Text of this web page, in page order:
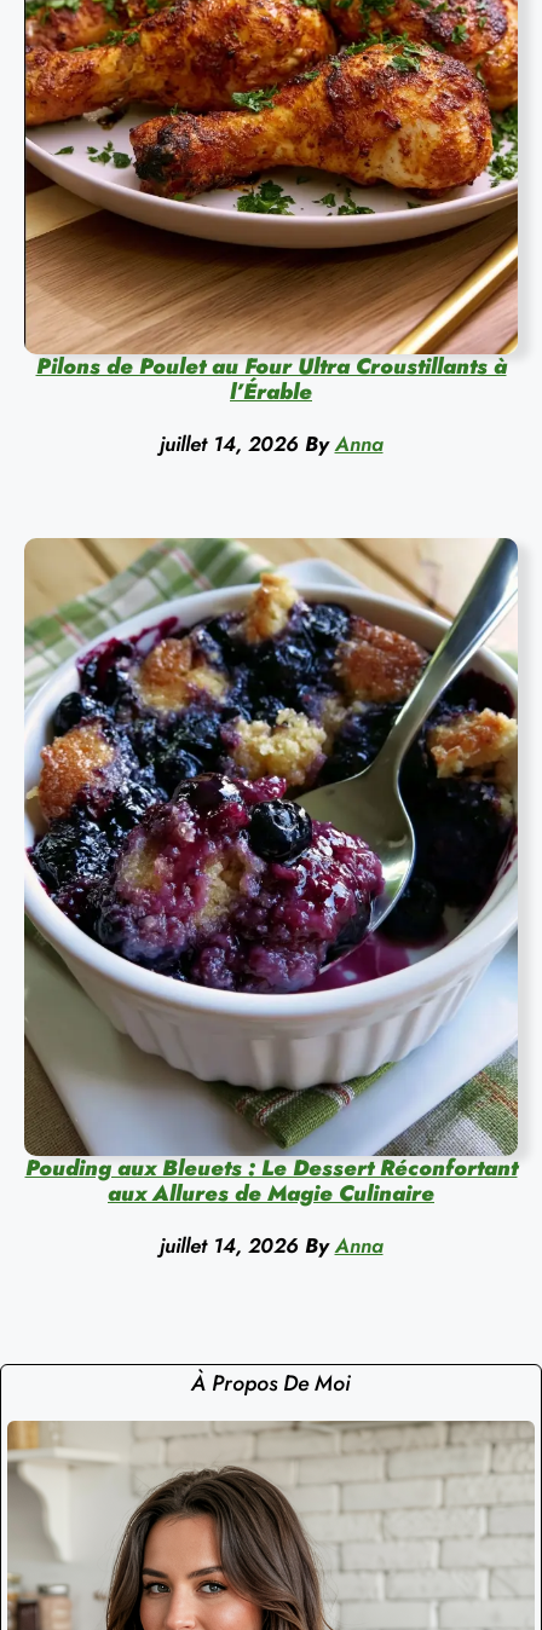
Pilons de Poulet au Four Ultra Croustillants à
l’Érable
juillet 14, 2026 By Anna
Pouding aux Bleuets : Le Dessert Réconfortant
aux Allures de Magie Culinaire
juillet 14, 2026 By Anna
À Propos De Moi